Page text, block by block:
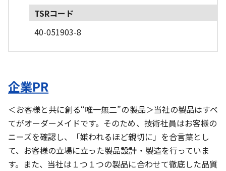
TSRコード
40-051903-8
企業PR
＜お客様と共に創る“唯一無二”の製品＞当社の製品はすべ
てがオーダーメイドです。そのため、技術社員はお客様の
ニーズを確認し、「嫌われるほど親切に」を合言葉とし
て、お客様の立場に立った製品設計・製造を行っていま
す。また、当社は１つ１つの製品に合わせて徹底した品質